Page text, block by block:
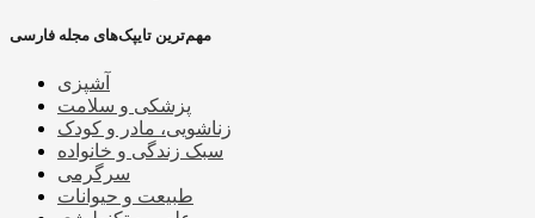
مهم‌ترین تایپک‌های مجله فارسی
آشپزی
پزشکی و سلامت
زناشویی، مادر و کودک
سبک زندگی و خانواده
سرگرمی
طبیعت و حیوانات